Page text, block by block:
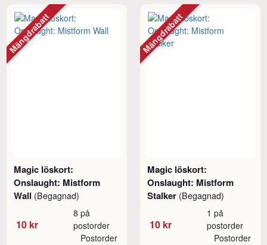
Magic löskort:
Onslaught: Mistform
Wall (Begagnad)
10 kr
8 på
postorder
Postorder
Mängdrabatt
Magic löskort:
Onslaught: Mistform
Stalker (Begagnad)
10 kr
1 på
postorder
Postorder
Mängdrabatt